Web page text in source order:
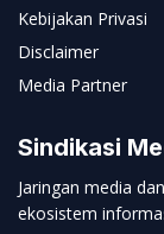
Kebijakan Privasi
Disclaimer
Media Partner
Sindikasi
Jaringan media
ekosistem